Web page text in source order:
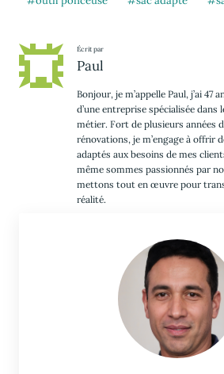
Écrit par
Paul
Bonjour, je m’appelle Paul, j’ai 47
d’une entreprise spécialisée
métier. Fort de plusieurs années
rénovations, je m’engage à offrir
adaptés aux besoins de mes
même sommes passionnés par
mettons tout en œuvre pour
réalité.